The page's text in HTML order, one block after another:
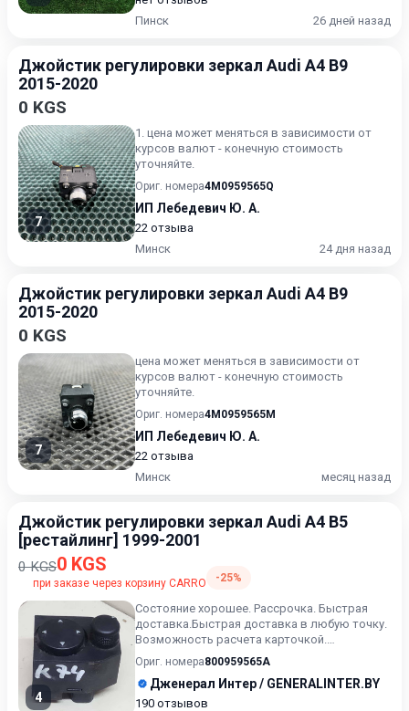
Пинск
26 дней назад
Джойстик регулировки зеркал Audi A4 B9
2015-2020
0 KGS
7
1. цена может меняться в зависимости от
курсов валют - конечную стоимость
уточняйте.
Ориг. номера4M0959565Q
ИП Лебедевич Ю. А.
22 отзыва
Минск
24 дня назад
Джойстик регулировки зеркал Audi A4 B9
2015-2020
0 KGS
7
цена может меняться в зависимости от
курсов валют - конечную стоимость
уточняйте.
Ориг. номера4M0959565M
ИП Лебедевич Ю. А.
22 отзыва
Минск
месяц назад
Джойстик регулировки зеркал Audi A4 B5
[рестайлинг] 1999-2001
0 KGS0 KGS
при заказе через корзину CARRO -25%
4
Состояние хорошее. Рассрочка. Быстрая
доставка.Быстрая доставка в любую точку.
Возможность расчета карточкой.
Рассрочка. Проверка качества....
Ориг. номера800959565A
Дженерал Интер / GENERALINTER.BY
190 отзывов